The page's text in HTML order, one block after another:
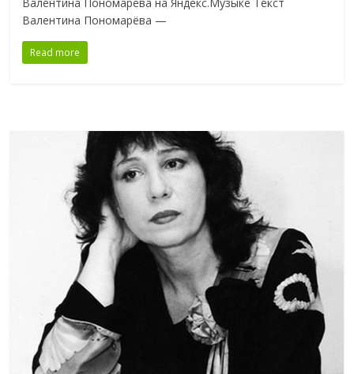
Валентина Пономарёва —
Read more